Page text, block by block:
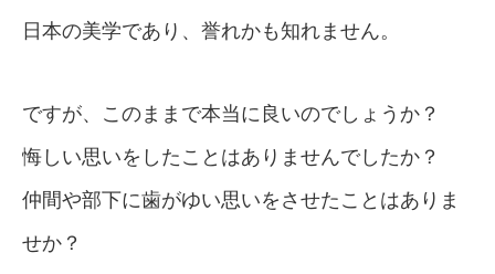
日本の美学であり、誉れかも知れません。
ですが、このままで本当に良いのでしょうか？
悔しい思いをしたことはありませんでしたか？
仲間や部下に歯がゆい思いをさせたことはありま
せか？